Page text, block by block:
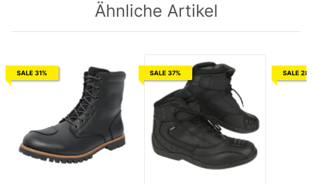
Ähnliche Artikel
SALE 31% SALE 37% SALE